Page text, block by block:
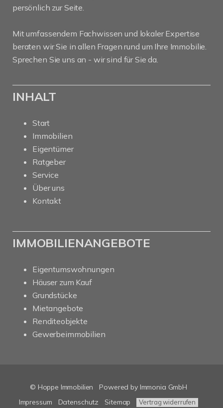
persönlich zur Seite.
Mit umfassendem Fachwissen und lokaler Expertise
beraten wir Sie in allen Fragen rund um Ihre Immobilie.
Sprechen Sie uns an - wir sind für Sie da.
INHALT
Start
Immobilien
Eigentümer
Ratgeber
Service
Über uns
Kontakt
IMMOBILIENANGEBOTE
Eigentumswohnungen
Häuser zum Kauf
Grundstücke
Mietangebote
Renditeobjekte
Gewerbeimmobilien
© Hoppe Immobilien
Powered by Immonia GmbH
Impressum
Datenschutz Sitemap Vertrag widerrufen